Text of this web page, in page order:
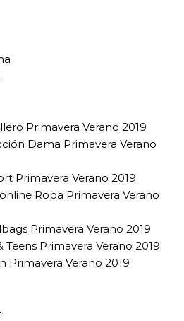
Primavera Verano 2019
Dama Primavera Verano
Primavera Verano 2019
Ropa Primavera Verano
Primavera Verano 2019
Teens Primavera Verano 2019
Primavera Verano 2019